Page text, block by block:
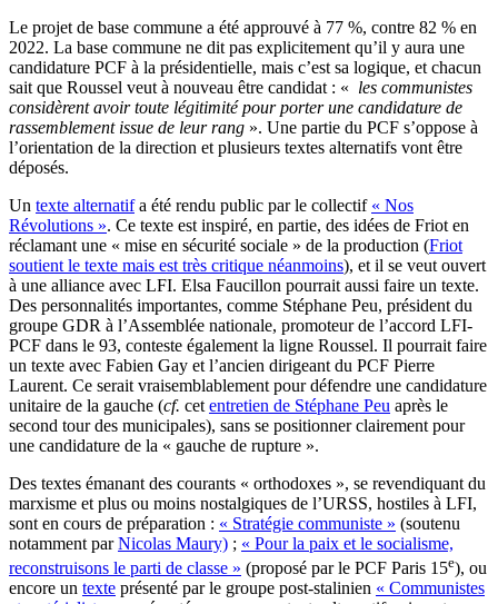
Le projet de base commune a été approuvé à 77 %, contre 82 % en
2022. La base commune ne dit pas explicitement qu’il y aura une
candidature PCF à la présidentielle, mais c’est sa logique, et chacun
sait que Roussel veut à nouveau être candidat : « les communistes
considèrent avoir toute légitimité pour porter une candidature de
rassemblement issue de leur rang ». Une partie du PCF s’oppose à
l’orientation de la direction et plusieurs textes alternatifs vont être
déposés.
Un texte alternatifa été rendu public par le collectif « Nos
Révolutions ». Ce texte est inspiré, en partie, des idées de Friot en
réclamant une « mise en sécurité sociale » de la production (Friot
soutient le texte mais est très critique néanmoins), et il se veut ouvert
à une alliance avec LFI. Elsa Faucillon pourrait aussi faire un texte.
Des personnalités importantes, comme Stéphane Peu, président du
groupe GDR à l’Assemblée nationale, promoteur de l’accord LFI-
PCF dans le 93, conteste également la ligne Roussel. Il pourrait faire
un texte avec Fabien Gay et l’ancien dirigeant du PCF Pierre
Laurent. Ce serait vraisemblablement pour défendre une candidature
unitaire de la gauche (cf. cet entretien de Stéphane Peu après le
second tour des municipales), sans se positionner clairement pour
une candidature de la « gauche de rupture ».
Des textes émanant des courants « orthodoxes », se revendiquant du
marxisme et plus ou moins nostalgiques de l’URSS, hostiles à LFI,
sont en cours de préparation : « Stratégie communiste » (soutenu
notamment parNicolas Maury) ; « Pour la paix et le socialisme,
reconstruisons le parti de classe » (proposé par le PCF Paris 15e), ou
encore un texte présenté par le groupe post-stalinien « Communistes